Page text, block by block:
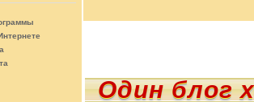
Один блог